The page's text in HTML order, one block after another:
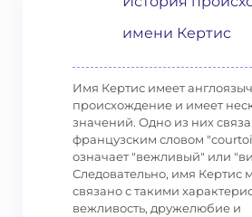
имени Кертис
Имя Кертис имеет
происхождение и имеет
значений. Одно из них
французским словом
означает "вежливый" или
Следовательно, имя Кертис
связано с такими
вежливость, дружелюбие и